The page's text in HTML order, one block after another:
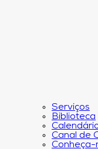
Serviços
Biblioteca
Canal de
Conheça-